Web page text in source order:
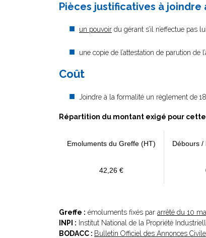
Pièces justificatives à joindre
un pouvoir du gérant s’il n’effectue pas
une copie de l’attestation de parution de
Coût
Joindre à la formalité un règlement de
Répartition du montant exigé pour
Emoluments du Greffe (HT) Débours /
42,26 €
Greffe : émoluments fixés par arrêté du 10
INPI : Institut National de la Propriété
BODACC : Bulletin Officiel des Annonces